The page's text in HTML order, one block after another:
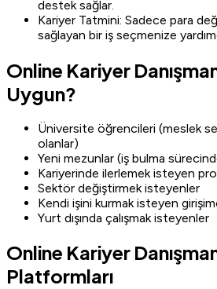
destek sağlar.
Kariyer Tatmini: Sadece para
sağlayan bir iş seçmenize
Online Kariyer
Uygun?
Üniversite öğrencileri (meslek
olanlar)
Yeni mezunlar (iş bulma
Kariyerinde ilerlemek isteyen
Sektör değiştirmek isteyenler
Kendi işini kurmak isteyen
Yurt dışında çalışmak isteyenler
Online Kariyer
Platformları